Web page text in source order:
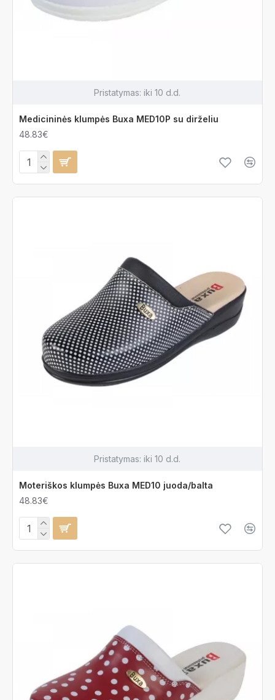
Pristatymas: iki 10 d.d.
Medicininės klumpės Buxa MED10P su dirželiu
48.83€
Pristatymas: iki 10 d.d.
Moteriškos klumpės Buxa MED10 juoda/balta
48.83€